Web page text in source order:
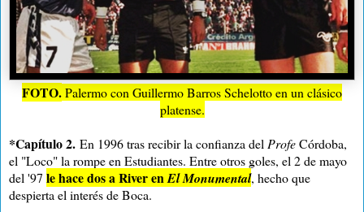
FOTO.Palermo con Guillermo Barros Schelotto en un clásico
platense.
*Capítulo 2. En 1996 tras recibir la confianza del ProfeCórdoba,
el "Loco" la rompe en Estudiantes. Entre otros goles, el 2 de mayo
del '97 le hace dos a River enEl Monumental, hecho que
despierta el interés de Boca.